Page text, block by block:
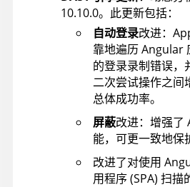
10.10.0。此更新包括：
自动登录改进：
靠地遍历 Angular
的登录录制错误，
二次尝试操作之间
总体成功率。
屏蔽改进：增强了
能，可更一致地保
改进了对使用
用程序 (SPA) 扫描